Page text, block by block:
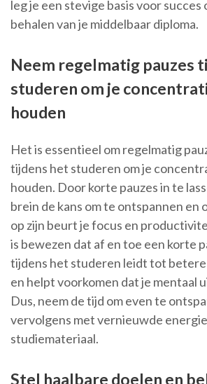
leg je een stevige basis voor succes
behalen van je middelbaar diploma.
Neem regelmatig pauzes
studeren om je
houden
Het is essentieel om regelmatig
tijdens het studeren om je
houden. Door korte pauzes in te
brein de kans om te ontspannen en
op zijn beurt je focus en
is bewezen dat af en toe een korte
tijdens het studeren leidt tot
en helpt voorkomen dat je mentaal
Dus, neem de tijd om even te
vervolgens met vernieuwde
studiemateriaal.
Stel haalbare doelen en